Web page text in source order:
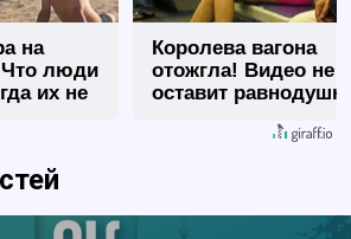
на
люди
их не
Королева вагона
отожгла! Видео не
оставит